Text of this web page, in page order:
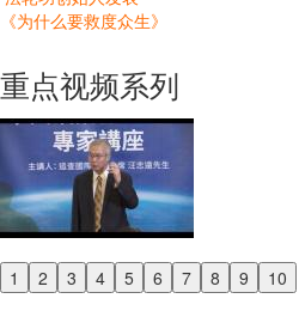
《为什么要救度众生》
重点视频系列
1 2 3 4 5 6 7 8 9 10
Previous